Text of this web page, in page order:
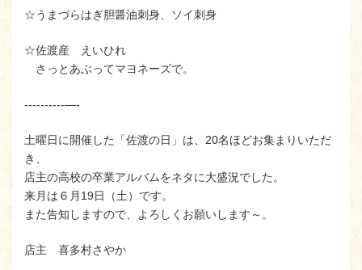
☆うまづらはぎ胆醤油刺身、ソイ刺身
☆佐渡産 えいひれ
さっとあぶってマヨネーズで。
----------—-
土曜日に開催した「佐渡の日」は、20名ほどお集まりいただ
き、
店主の高校の卒業アルバムをネタに大盛況でした。
来月は６月19日（土）です。
また告知しますので、よろしくお願いします～。
店主 喜多村さやか